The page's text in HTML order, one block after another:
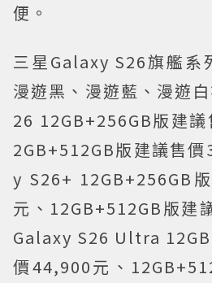
便。
三星Galaxy S26旗艦系
漫遊黑、漫遊藍、漫遊
26 12GB+256GB版建
2GB+512GB版建議售
y S26+ 12GB+256GB
元、12GB+512GB版建
Galaxy S26 Ultra
價44,900元、